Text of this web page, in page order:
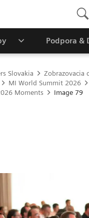
Podpora &
Slovakia
Zobrazovacia
MI World Summit 2026
Moments
Image 79